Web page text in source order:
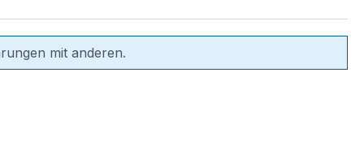
mit anderen.